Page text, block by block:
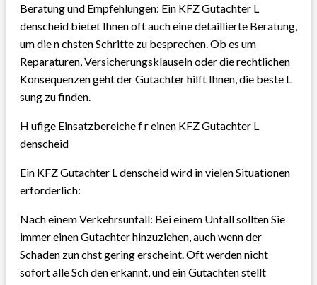
Beratung und Empfehlungen: Ein KFZ Gutachter L
denscheid bietet Ihnen oft auch eine detaillierte Beratung,
um die n chsten Schritte zu besprechen. Ob es um
Reparaturen, Versicherungsklauseln oder die rechtlichen
Konsequenzen geht der Gutachter hilft Ihnen, die beste L
sung zu finden.
H ufige Einsatzbereiche f r einen KFZ Gutachter L
denscheid
Ein KFZ Gutachter L denscheid wird in vielen Situationen
erforderlich:
Nach einem Verkehrsunfall: Bei einem Unfall sollten Sie
immer einen Gutachter hinzuziehen, auch wenn der
Schaden zun chst gering erscheint. Oft werden nicht
sofort alle Sch den erkannt, und ein Gutachten stellt